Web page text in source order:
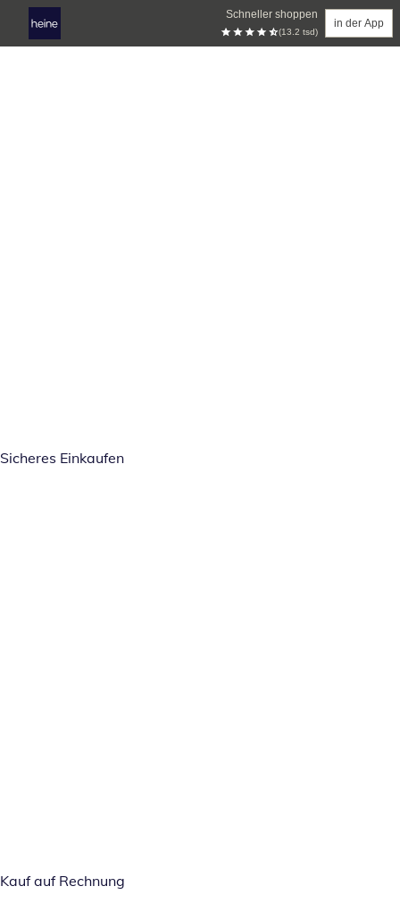
Schneller shoppen
(13.2 tsd)
in der App
Sicheres Einkaufen
Kauf auf Rechnung